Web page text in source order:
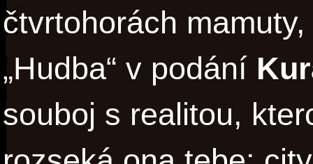
čtvrtohorách
„Hudba“ v podání
souboj s realitou,